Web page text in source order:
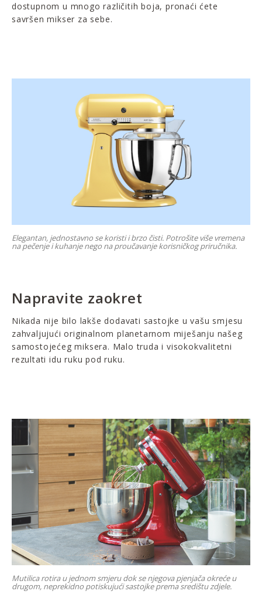
dostupnom u mnogo različitih boja, pronaći ćete
savršen mikser za sebe.
Elegantan, jednostavno se koristi i brzo čisti. Potrošite više vremena
na pečenje i kuhanje nego na proučavanje korisničkog priručnika.
Napravite zaokret
Nikada nije bilo lakše dodavati sastojke u vašu smjesu
zahvaljujući originalnom planetarnom miješanju našeg
samostojećeg miksera. Malo truda i visokokvalitetni
rezultati idu ruku pod ruku.
Mutilica rotira u jednom smjeru dok se njegova pjenjača okreće u
drugom, neprekidno potiskujući sastojke prema središtu zdjele.